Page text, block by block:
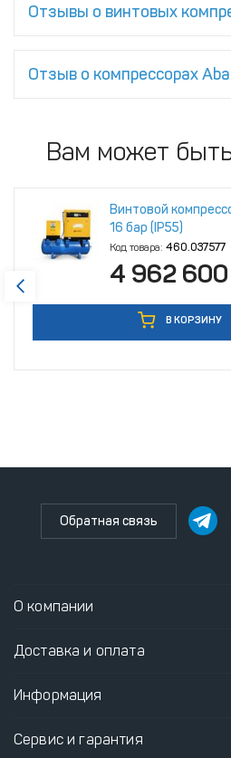
Отзывы о винтовых
Отзыв о компрессорах
Вам может
Винтовой
16 бар (IP55)
Код товара: 460.037577
4 962 600
В КОРЗИНУ
Обратная связь
О компании
Доставка и оплата
Информация
Сервис и гарантия